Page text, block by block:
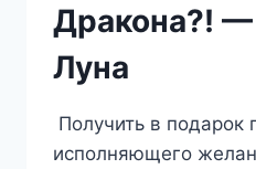
Дракона?!
Луна
Получить в подарок
исполняющего